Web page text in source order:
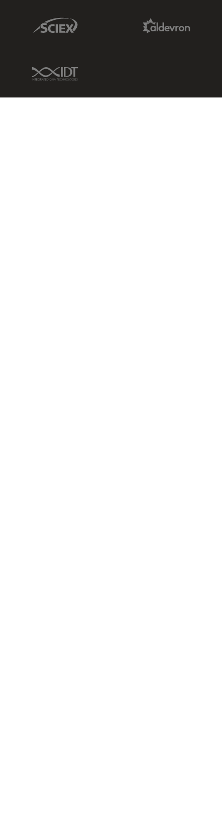
Sciex Link
IDT Link